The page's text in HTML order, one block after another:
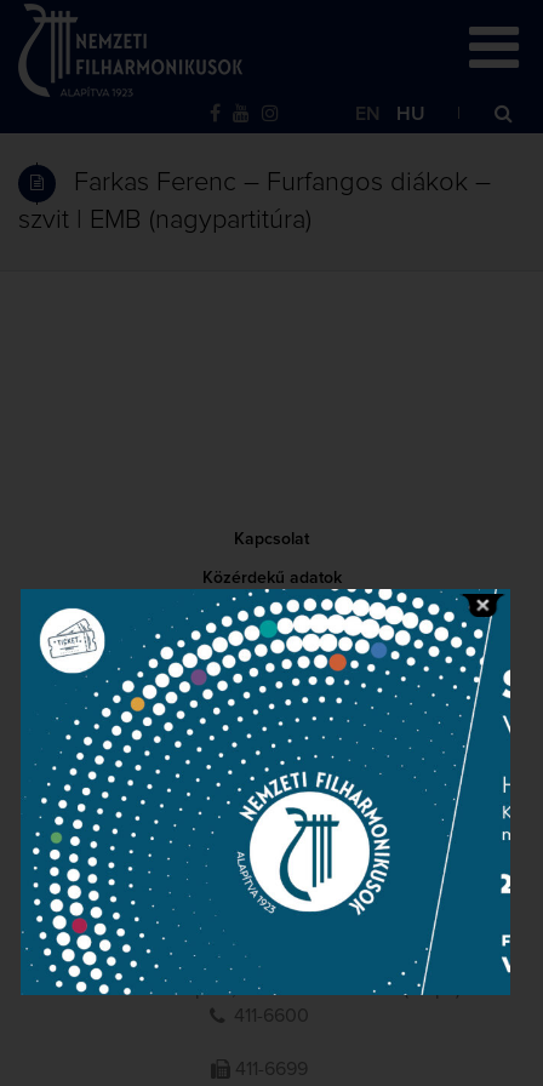
EN HU
Farkas Ferenc – Furfangos diákok –
szvit | EMB (nagypartitúra)
Kapcsolat
Közérdekű adatok
Sajtószoba
Adatvédelem
Impresszum
NEMZETI
FILHARMONIKUSOK
1095 Budapest, Komor Marcell u. 1. (Müpa)
411-6600
411-6699